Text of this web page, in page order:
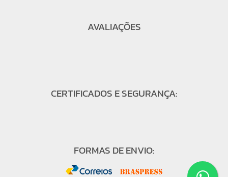
AVALIAÇÕES
CERTIFICADOS E SEGURANÇA:
FORMAS DE ENVIO: